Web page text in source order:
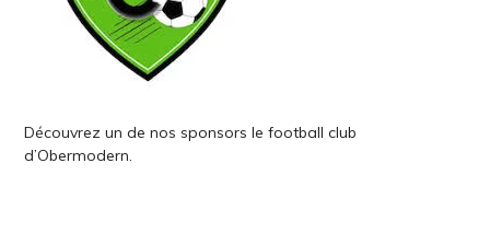
Découvrez un de nos sponsors le football club
d’Obermodern.